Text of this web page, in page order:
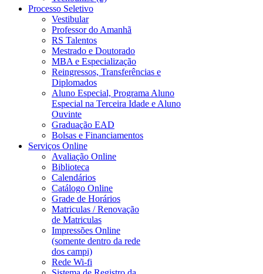
Processo Seletivo
Vestibular
Professor do Amanhã
RS Talentos
Mestrado e Doutorado
MBA e Especialização
Reingressos, Transferências e
Diplomados
Aluno Especial, Programa Aluno
Especial na Terceira Idade e Aluno
Ouvinte
Graduação EAD
Bolsas e Financiamentos
Serviços Online
Avaliação Online
Biblioteca
Calendários
Catálogo Online
Grade de Horários
Matriculas / Renovação
de Matriculas
Impressões Online
(somente dentro da rede
dos campi)
Rede Wi-fi